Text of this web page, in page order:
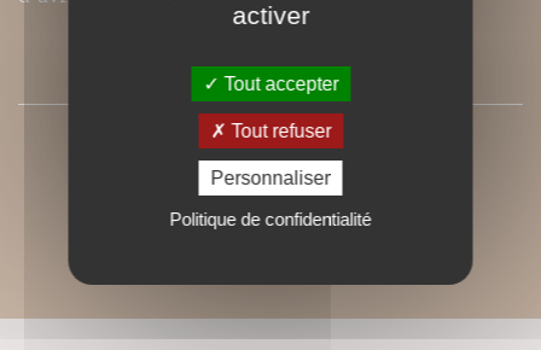
PRESSE
activer
Tout accepter
Tout refuser
Personnaliser
Politique de confidentialité